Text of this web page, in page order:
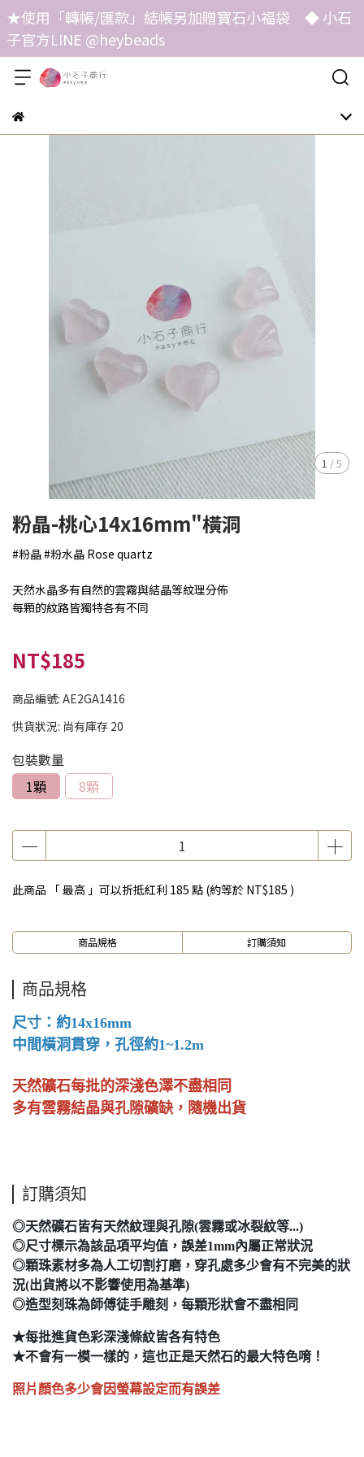
★使用「轉帳/匯款」結帳另加贈寶石小福袋 ◆ 小石
子官方LINE @heybeads
1 /5
粉晶-桃心14x16mm"橫洞
#粉晶 #粉水晶 Rose quartz
天然水晶多有自然的雲霧與結晶等紋理分佈
每顆的紋路皆獨特各有不同
NT$185
商品編號: AE2GA1416
供貨狀況: 尚有庫存 20
包裝數量
1顆
8顆
此商品 「 最高 」可以折抵紅利 185 點 (約等於 NT$185 )
商品規格 訂購須知
商品規格
尺寸：約14x16mm
中間橫洞貫穿，孔徑約1~1.2m
天然礦石每批的深淺色澤不盡相同
多有雲霧結晶與孔隙礦缺，隨機出貨
訂購須知
◎天然礦石皆有天然紋理與孔隙(雲霧或冰裂紋等...)
◎尺寸標示為該品項平均值，誤差1mm內屬正常狀況
◎顆珠素材多為人工切割打磨，穿孔處多少會有不完美的狀
況(出貨將以不影響使用為基準)
◎造型刻珠為師傅徒手雕刻，每顆形狀會不盡相同
★每批進貨色彩深淺條紋皆各有特色
★不會有一模一樣的，這也正是天然石的最大特色唷！
照片顏色多少會因螢幕設定而有誤差